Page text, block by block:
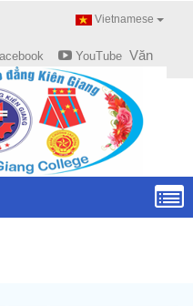
Vietnamese
YouTube Văn